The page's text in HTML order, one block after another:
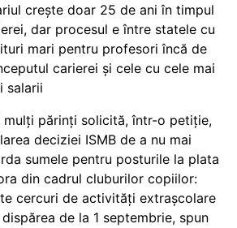
crește doar 25 de ani în timpul
dar procesul e între statele cu
mari pentru profesori încă de
carierei și cele cu cele mai
salarii
mulți părinți solicită, într-o petiție,
deciziei ISMB de a nu mai
sumele pentru posturile la plata
din cadrul cluburilor copiilor:
cercuri de activități extrașcolare
de la 1 septembrie, spun